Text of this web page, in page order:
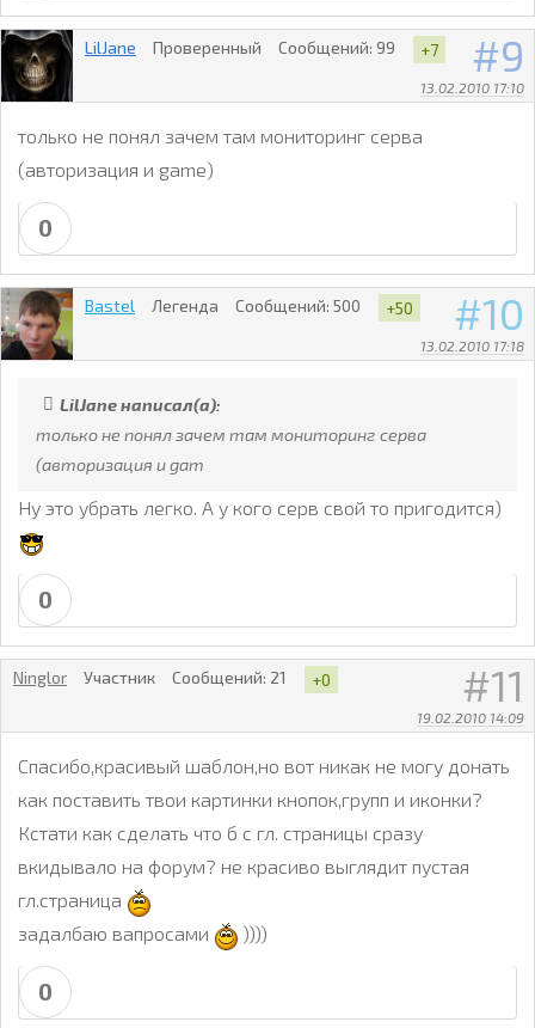
9
13.02.2010 17:10
LilJane Проверенный Сообщений: 99 +7
только не понял зачем там мониторинг серва
(авторизация и gаme)
0
10
13.02.2010 17:18
Bastel Легенда Сообщений: 500 +50
LilJane написал(а):
только не понял зачем там мониторинг серва
(авторизация и gаm
Ну это убрать легко. А у кого серв свой то пригодится)
0
11
19.02.2010 14:09
Ninglor Участник Сообщений: 21 +0
Спасибо,красивый шаблон,но вот никак не могу донать
как поставить твои картинки кнопок,групп и иконки?
Кстати как сделать что б с гл. страницы сразу
вкидывало на форум? не красиво выглядит пустая
гл.страница
задалбаю вапросами
))))
0